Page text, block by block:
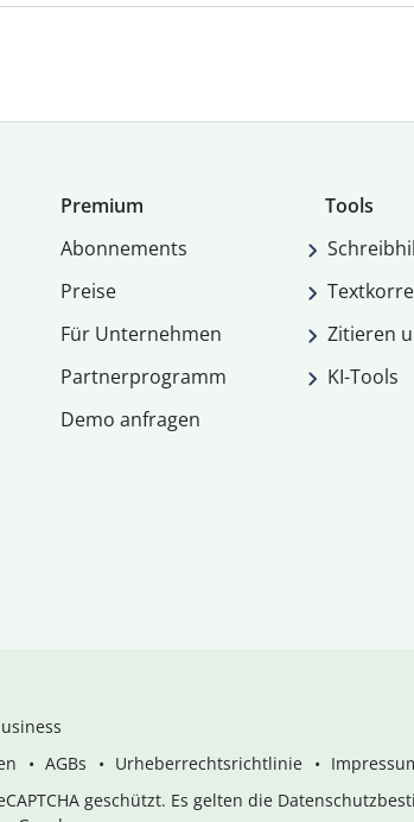
Premium
Abon­ne­ments
Preise
Für Unternehmen
Partnerprogramm
Demo anfragen
Tools
Zitieren
KI-Tools
AGBs Urheberrechtsrichtlinie
geschützt. Es gelten die